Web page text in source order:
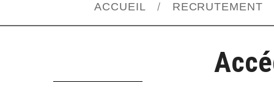
ACCUEIL RECRUTEMENT